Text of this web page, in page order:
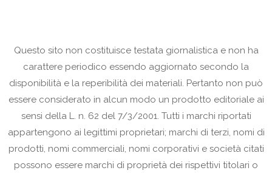
Questo sito non costituisce testata giornalistica e non ha
carattere periodico essendo aggiornato secondo la
disponibilità e la reperibilità dei materiali. Pertanto non può
essere considerato in alcun modo un prodotto editoriale ai
sensi della L. n. 62 del 7/3/2001. Tutti i marchi riportati
appartengono ai legittimi proprietari; marchi di terzi, nomi di
prodotti, nomi commerciali, nomi corporativi e società citati
possono essere marchi di proprietà dei rispettivi titolari o